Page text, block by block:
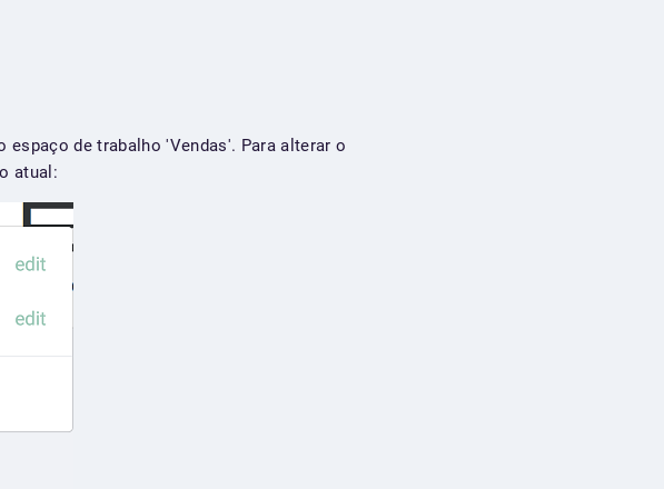
de trabalho 'Vendas'. Para alterar o
atual: